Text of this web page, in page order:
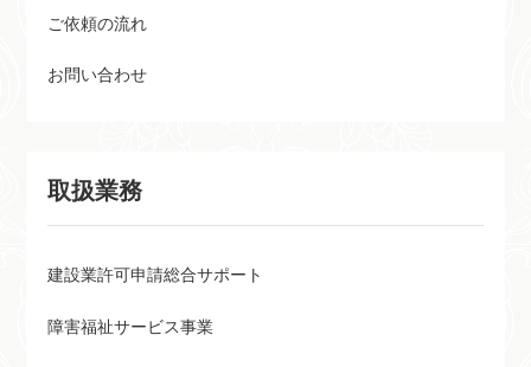
ご依頼の流れ
お問い合わせ
取扱業務
建設業許可申請総合サポート
障害福祉サービス事業